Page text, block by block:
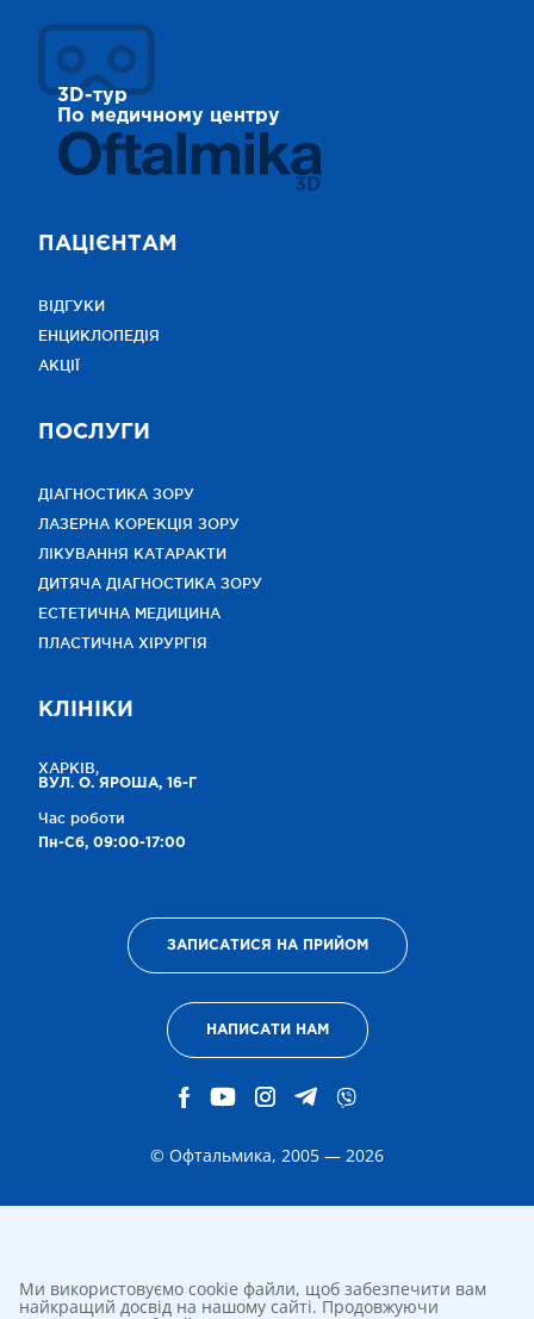
3D-тур
По медичному центру
3D
ПАЦІЄНТАМ
ВІДГУКИ
ЕНЦИКЛОПЕДІЯ
АКЦІЇ
ПОСЛУГИ
ДІАГНОСТИКА ЗОРУ
ЛАЗЕРНА КОРЕКЦІЯ ЗОРУ
ЛІКУВАННЯ КАТАРАКТИ
ДИТЯЧА ДІАГНОСТИКА ЗОРУ
ЕСТЕТИЧНА МЕДИЦИНА
ПЛАСТИЧНА ХІРУРГІЯ
КЛІНІКИ
ХАРКІВ,
ВУЛ. О. ЯРОША, 16-Г
Час роботи
Пн-Сб, 09:00-17:00
ЗАПИСАТИСЯ НА ПРИЙОМ
НАПИСАТИ НАМ
© Офтальмика, 2005 — 2026
Ми використовуємо cookie файли, щоб забезпечити вам
найкращий досвід на нашому сайті. Продовжуючи